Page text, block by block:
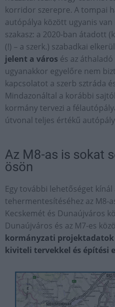
korridor szerepre. A tompai
autópálya között ugyanis van
szakasz: a 2020-ban átadott
(!) – a szerk.) szabadkai
jelent a város és az
ugyanakkor egyelőre nem
kapcsolatot a szerb sztráda
Mindazonáltal a korábbi
kormány tervezi a
útvonal teljes értékű
Az M8-as is sokat
ösön
Egy további lehetőséget kínál
tehermentesítéséhez az M8-
Kecskemét és Dunaújváros
Dunaújváros és az M7-es
kormányzati
kiviteli tervekkel és építési